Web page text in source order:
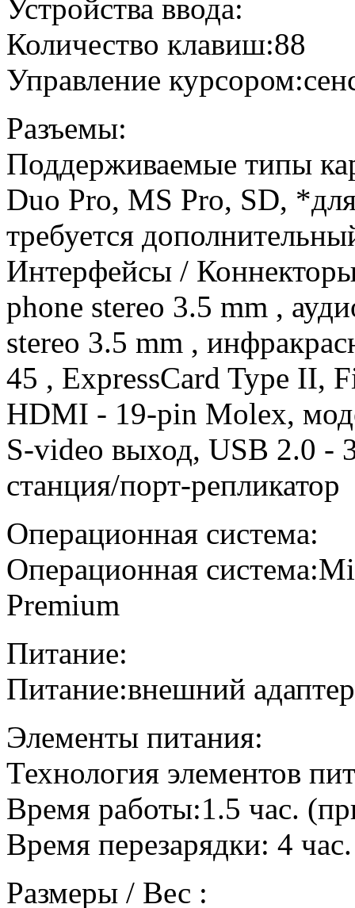
Устройства ввода:
Количество клавиш:88
Управление
Разъемы:
Поддерживаемые типы
Duo Pro, MS Pro, SD,
требуется
Интерфейсы /
phone stereo 3.5 mm ,
stereo 3.5 mm ,
45 , ExpressCard Type II,
HDMI - 19-pin Molex,
S-video выход, USB 2.0 -
станция/порт-репликатор
Операционная система:
Операционная
Premium
Питание:
Питание:внешний
Элементы питания:
Технология элементов
Время работы:1.5 час.
Время перезарядки: 4
Размеры / Вес :